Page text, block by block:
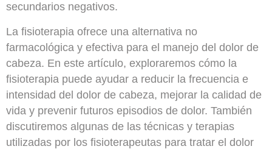
secundarios negativos.
La fisioterapia ofrece una alternativa no
farmacológica y efectiva para el manejo del dolor de
cabeza. En este artículo, exploraremos cómo la
fisioterapia puede ayudar a reducir la frecuencia e
intensidad del dolor de cabeza, mejorar la calidad de
vida y prevenir futuros episodios de dolor. También
discutiremos algunas de las técnicas y terapias
utilizadas por los fisioterapeutas para tratar el dolor